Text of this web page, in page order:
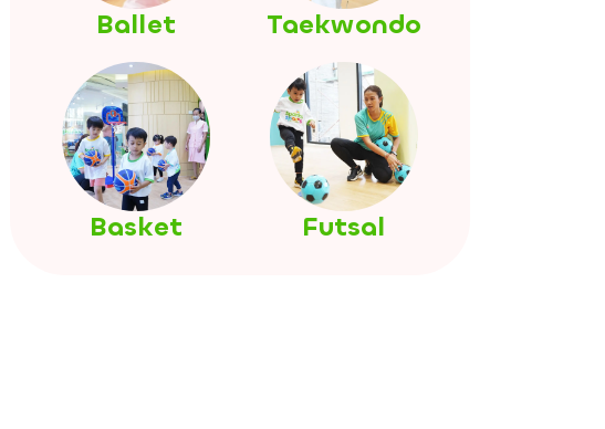
Ballet Taekwondo
Basket Futsal